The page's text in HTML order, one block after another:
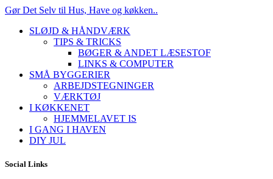
Gør Det Selv til Hus, Have og køkken..
SLØJD & HÅNDVÆRK
TIPS & TRICKS
BØGER & ANDET LÆSESTOF
LINKS & COMPUTER
SMÅ BYGGERIER
ARBEJDSTEGNINGER
VÆRKTØJ
I KØKKENET
HJEMMELAVET IS
I GANG I HAVEN
DIY JUL
Social Links